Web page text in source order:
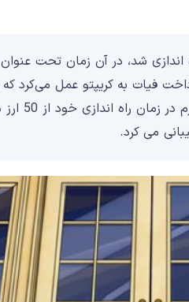
فیات به کریپتو عمل می‌کرد
مالی
می کرد.